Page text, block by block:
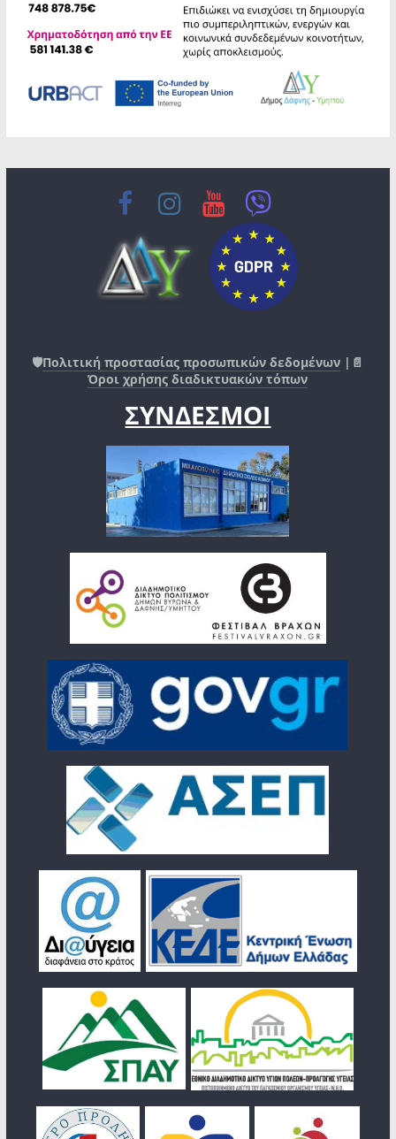
🛡️Πολιτική προστασίας προσωπικών δεδομένων |📄
Όροι χρήσης διαδικτυακών τόπων
ΣΥΝΔΕΣΜΟΙ